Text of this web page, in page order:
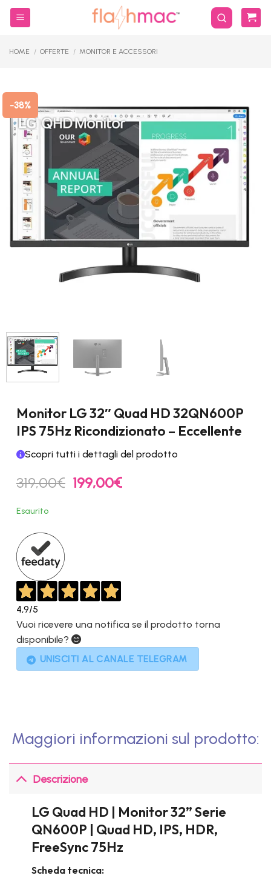
Salta
HOME / OFFERTE / MONITOR E ACCESSORI
-38%
Monitor LG 32″ Quad HD 32QN600P
IPS 75Hz Ricondizionato – Eccellente
Scopri tutti i dettagli del prodotto
319,00€ Il
prezzo
199,00€Il
Esaurito
4,9/5
Vuoi ricevere una notifica se il prodotto torna
disponibile?
UNISCITI AL CANALE TELEGRAM
Maggiori informazioni sul prodotto:
Descrizione
LG Quad HD | Monitor 32” Serie
QN600P | Quad HD, IPS, HDR,
FreeSync 75Hz
Scheda tecnica: